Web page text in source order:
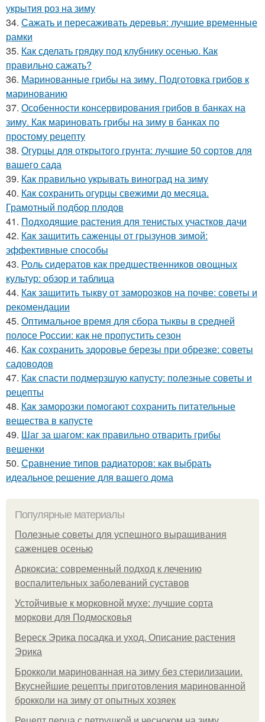
укрытия роз на зиму
34. Сажать и пересаживать деревья: лучшие временные
рамки
35. Как сделать грядку под клубнику осенью. Как
правильно сажать?
36. Маринованные грибы на зиму. Подготовка грибов к
маринованию
37. Особенности консервирования грибов в банках на
зиму. Как мариновать грибы на зиму в банках по
простому рецепту
38. Огурцы для открытого грунта: лучшие 50 сортов для
вашего сада
39. Как правильно укрывать виноград на зиму
40. Как сохранить огурцы свежими до месяца.
Грамотный подбор плодов
41. Подходящие растения для тенистых участков дачи
42. Как защитить саженцы от грызунов зимой:
эффективные способы
43. Роль сидератов как предшественников овощных
культур: обзор и таблица
44. Как защитить тыкву от заморозков на почве: советы и
рекомендации
45. Оптимальное время для сбора тыквы в средней
полосе России: как не пропустить сезон
46. Как сохранить здоровье березы при обрезке: советы
садоводов
47. Как спасти подмерзшую капусту: полезные советы и
рецепты
48. Как заморозки помогают сохранить питательные
вещества в капусте
49. Шаг за шагом: как правильно отварить грибы
вешенки
50. Сравнение типов радиаторов: как выбрать
идеальное решение для вашего дома
Популярные материалы
Полезные советы для успешного выращивания
саженцев осенью
Аркоксиа: современный подход к лечению
воспалительных заболеваний суставов
Устойчивые к морковной мухе: лучшие сорта
моркови для Подмосковья
Вереск Эрика посадка и уход. Описание растения
Эрика
Брокколи маринованная на зиму без стерилизации.
Вкуснейшие рецепты приготовления маринованной
брокколи на зиму от опытных хозяек